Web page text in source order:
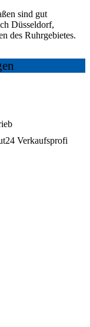
sind gut
Düsseldorf,
des Ruhrgebietes.